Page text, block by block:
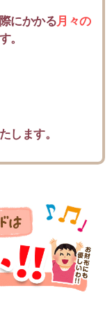
にかかる月々の
。
します。